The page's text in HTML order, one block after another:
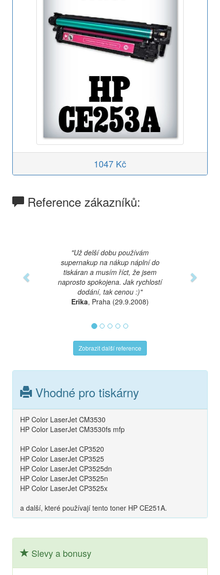
1047 Kč
Reference zákazníků:
"Už delší dobu používám
supernakup na nákup náplní do
tiskáran a musím říct, že jsem
naprosto spokojena. Jak rychlostí
dodání, tak cenou :)"
Erika, Praha (29.9.2008)
Zobrazit další reference
Vhodné pro tiskárny
HP Color LaserJet CM3530
HP Color LaserJet CM3530fs mfp
HP Color LaserJet CP3520
HP Color LaserJet CP3525
HP Color LaserJet CP3525dn
HP Color LaserJet CP3525n
HP Color LaserJet CP3525x
a další, které používají tento toner HP CE251A.
Slevy a bonusy